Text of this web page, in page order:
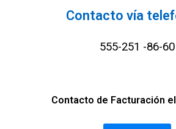
Contacto vía
555-251 -86-60
Contacto de Facturación